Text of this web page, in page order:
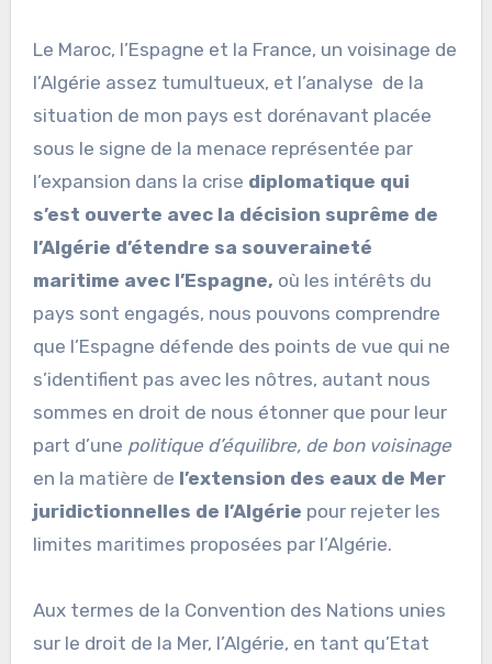
Le Maroc, l’Espagne et la France, un voisinage de
l’Algérie assez tumultueux, et l’analyse de la
situation de mon pays est dorénavant placée
sous le signe de la menace représentée par
l’expansion dans la crise diplomatique qui
s’est ouverte avec la décision suprême de
l’Algérie d’étendre sa souveraineté
maritime avec l’Espagne, où les intérêts du
pays sont engagés, nous pouvons comprendre
que l’Espagne défende des points de vue qui ne
s’identifient pas avec les nôtres, autant nous
sommes en droit de nous étonner que pour leur
part d’une politique d’équilibre, de bon voisinage
en la matière de l’extension des eaux de Mer
juridictionnelles de l’Algérie pour rejeter les
limites maritimes proposées par l’Algérie.
Aux termes de la Convention des Nations unies
sur le droit de la Mer, l’Algérie, en tant qu’Etat